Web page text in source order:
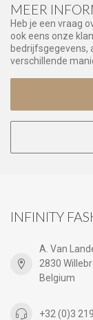
MEER
Heb je een vraag
ook eens onze
bedrijfsgegevens,
verschillende
INFINITY
A. Van
2830
Belgium
+32 (0)3